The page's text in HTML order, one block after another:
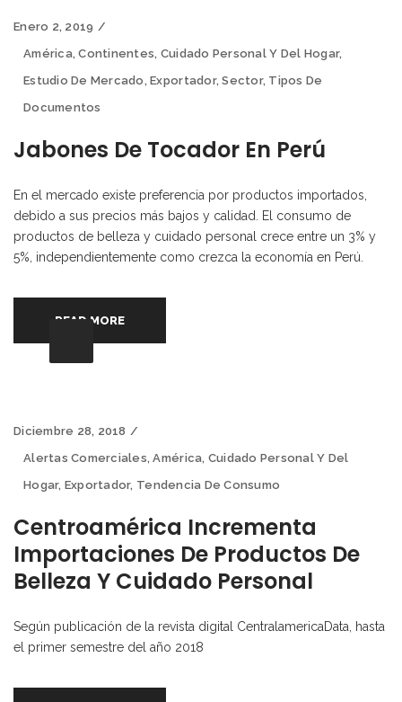
Enero 2, 2019
América,Continentes, Cuidado Personal Y Del Hogar,
Estudio De Mercado ,Exportador,Sector, Tipos De
Documentos
Jabones De Tocador En Perú
En el mercado existe preferencia por productos importados,
debido a sus precios más bajos y calidad. El consumo de
productos de belleza y cuidado personal crece entre un 3% y
5%, independientemente como crezca la economía en Perú.
READ MORE
Diciembre 28, 2018
Alertas Comerciales,América, Cuidado Personal Y Del
Hogar, Exportador, Tendencia De Consumo
Centroamérica Incrementa
Importaciones De Productos De
Belleza Y Cuidado Personal
Según publicación de la revista digital CentralamericaData, hasta
el primer semestre del año 2018